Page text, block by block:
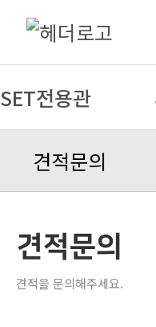
SET전용관
견적문의
견적문의
견적을 문의해주세요.